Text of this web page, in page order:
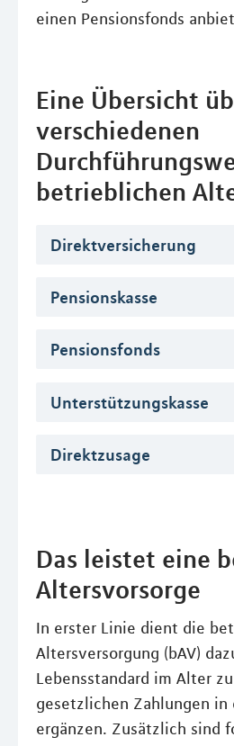
einen Pensionsfonds
Eine Übersicht
verschiedenen
betrieblichen
Direktversicherung
Pensionskasse
Pensionsfonds
Unterstützungskasse
Direktzusage
Das leistet eine
Altersvorsorge
In erster Linie dient die
Altersversorgung (bAV)
Lebensstandard im Alter
gesetzlichen Zahlungen in
ergänzen. Zusätzlich sind